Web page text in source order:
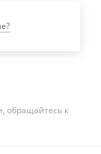
обращайтесь к